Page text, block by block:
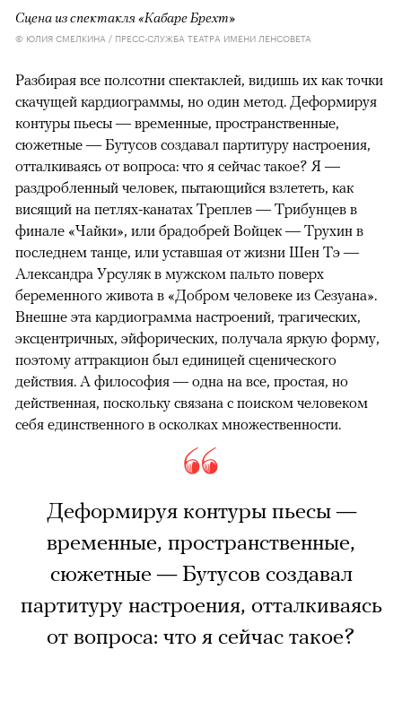
Сцена из спектакля «Кабаре Брехт»
© ЮЛИЯ СМЕЛКИНА / ПРЕСС-СЛУЖБА ТЕАТРА ИМЕНИ ЛЕНСОВЕТА
Разбирая все полсотни спектаклей, видишь их как точки
скачущей кардиограммы, но один метод. Деформируя
контуры пьесы — временные, пространственные,
сюжетные — Бутусов создавал партитуру настроения,
отталкиваясь от вопроса: что я сейчас такое? Я —
раздробленный человек, пытающийся взлететь, как
висящий на петлях-канатах Треплев — Трибунцев в
финале «Чайки», или брадобрей Войцек — Трухин в
последнем танце, или уставшая от жизни Шен Тэ —
Александра Урсуляк в мужском пальто поверх
беременного живота в «Добром человеке из Сезуана».
Внешне эта кардиограмма настроений, трагических,
эксцентричных, эйфорических, получала яркую форму,
поэтому аттракцион был единицей сценического
действия. А философия — одна на все, простая, но
действенная, поскольку связана с поиском человеком
себя единственного в осколках множественности.
Деформируя контуры пьесы —
временные, пространственные,
сюжетные — Бутусов создавал
партитуру настроения, отталкиваясь
от вопроса: что я сейчас такое?